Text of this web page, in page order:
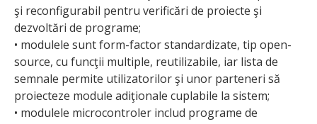
şi reconfigurabil pentru verificări de proiecte şi
dezvoltări de programe;
• modulele sunt form-factor standardizate, tip open-
source, cu funcţii multiple, reutilizabile, iar lista de
semnale permite utilizatorilor şi unor parteneri să
proiecteze module adiţionale cuplabile la sistem;
• modulele microcontroler includ programe de